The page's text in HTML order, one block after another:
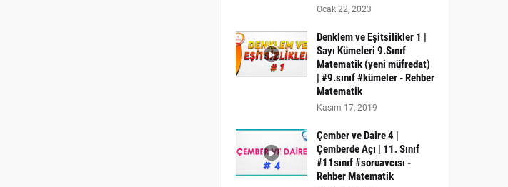
Ocak 22, 2023
Denklem ve Eşitsilikler 1 |
Sayı Kümeleri 9.Sınıf
Matematik (yeni müfredat)
| #9.sınıf #kümeler - Rehber
Matematik
Kasım 17, 2019
Çember ve Daire 4 |
Çemberde Açı | 11. Sınıf
#11sınıf #soruavcısı -
Rehber Matematik